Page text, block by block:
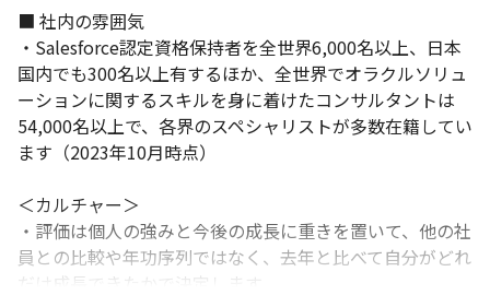
■ 社内の雰囲気
・Salesforce認定資格保持者を全世界6,000名以上、日本
国内でも300名以上有するほか、全世界でオラクルソリュ
ーションに関するスキルを身に着けたコンサルタントは
54,000名以上で、各界のスペシャリストが多数在籍してい
ます（2023年10月時点）
＜カルチャー＞
・評価は個人の強みと今後の成長に重きを置いて、他の社
員との比較や年功序列ではなく、去年と比べて自分がどれ
だけ成長できたかで決定します